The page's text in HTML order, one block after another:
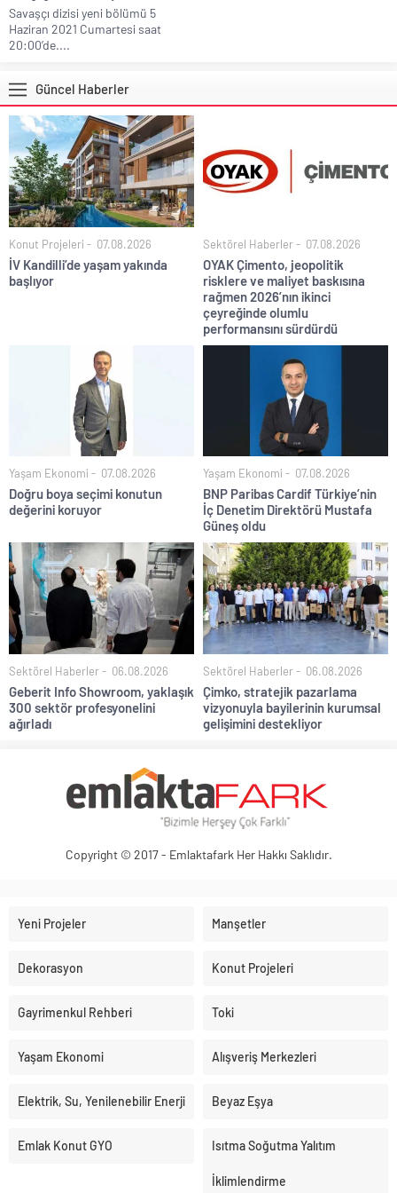
Savaşçı dizisi yeni bölümü 5
Haziran 2021 Cumartesi saat
20:00’de....
Güncel Haberler
Konut Projeleri 07.08.2026
İV Kandilli’de yaşam yakında
başlıyor
Sektörel Haberler 07.08.2026
OYAK Çimento, jeopolitik
risklere ve maliyet baskısına
rağmen 2026’nın ikinci
çeyreğinde olumlu
performansını sürdürdü
Yaşam Ekonomi 07.08.2026
Doğru boya seçimi konutun
değerini koruyor
Yaşam Ekonomi 07.08.2026
BNP Paribas Cardif Türkiye’nin
İç Denetim Direktörü Mustafa
Güneş oldu
Sektörel Haberler 06.08.2026
Geberit Info Showroom, yaklaşık
300 sektör profesyonelini
ağırladı
Sektörel Haberler 06.08.2026
Çimko, stratejik pazarlama
vizyonuyla bayilerinin kurumsal
gelişimini destekliyor
Copyright © 2017 - Emlaktafark Her Hakkı Saklıdır.
Yeni Projeler Manşetler
Dekorasyon Konut Projeleri
Gayrimenkul Rehberi Toki
Yaşam Ekonomi Alışveriş Merkezleri
Elektrik, Su, Yenilenebilir Enerji Beyaz Eşya
Emlak Konut GYO Isıtma Soğutma Yalıtım
İklimlendirme